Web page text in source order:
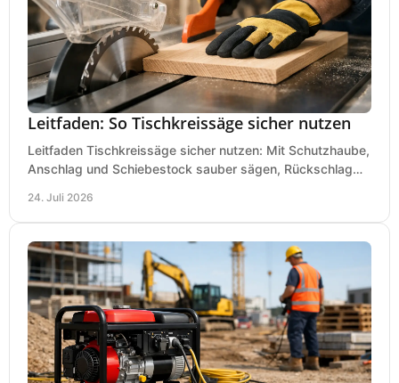
Leitfaden: So Tischkreissäge sicher nutzen
Leitfaden Tischkreissäge sicher nutzen: Mit Schutzhaube,
Anschlag und Schiebestock sauber sägen, Rückschlag
24. Juli 2026